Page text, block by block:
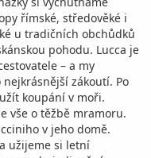
římské, středověké i
u tradičních obchůdků
pohodu. Lucca je
– a my
zákoutí. Po
koupání v moři.
vše o těžbě mramoru.
v jeho domě.
užijeme si letní